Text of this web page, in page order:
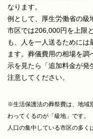
なります。
例として、厚生労働省の級
市区では206,000円を上限
も、人を一人送るためには
ます。葬儀費用の相場を
示を見たら「追加料金が発
注意してください。
※生活保護法の葬祭費は、地域
わってくるのが「級地」です。
人口の集中している市区の多く